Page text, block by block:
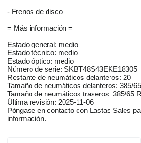
- Frenos de disco
= Más información =
Estado general: medio
Estado técnico: medio
Estado óptico: medio
Número de serie: SKBT48S43EKE18305
Restante de neumáticos delanteros: 20
Tamaño de neumáticos delanteros: 385/
Tamaño de neumáticos traseros: 385/65
Última revisión: 2025-11-06
Póngase en contacto con Lastas Sales
información.